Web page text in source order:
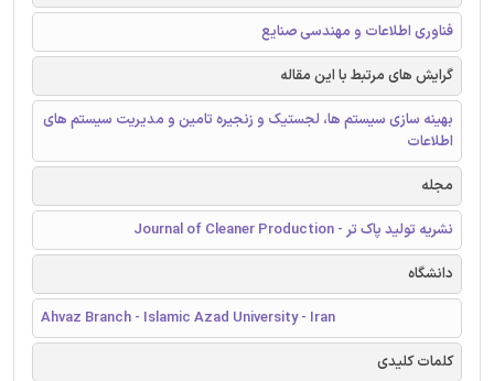
فناوری اطلاعات و مهندسی صنایع
گرایش های مرتبط با این مقاله
بهینه سازی سیستم ها، لجستیک و زنجیره تامین و مدیریت سیستم های
اطلاعات
مجله
نشریه تولید پاک تر - Journal of Cleaner Production
دانشگاه
Ahvaz Branch - Islamic Azad University - Iran
کلمات کلیدی